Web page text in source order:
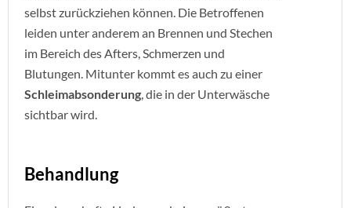
selbst zurückziehen können. Die Betroffenen
leiden unter anderem an Brennen und Stechen
im Bereich des Afters, Schmerzen und
Blutungen. Mitunter kommt es auch zu einer
Schleimabsonderung, die in der Unterwäsche
sichtbar wird.
Behandlung